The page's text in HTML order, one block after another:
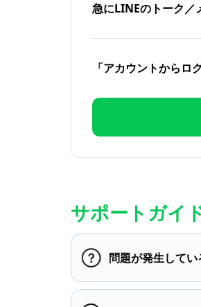
急にLINEのトーク／
「アカウントからロ
サポートガイ
問題が発生してい